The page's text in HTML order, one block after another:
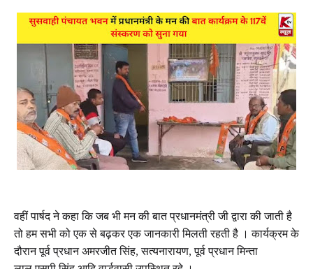
वहीं पार्षद ने कहा कि जब भी मन की बात प्रधानमंत्री जी द्वारा की जाती है
तो हम सभी को एक से बढ़कर एक जानकारी मिलती रहती है । कार्यक्रम के
दौरान पूर्व प्रधान अमरजीत सिंह, सत्यनारायण, पूर्व प्रधान मिन्ता